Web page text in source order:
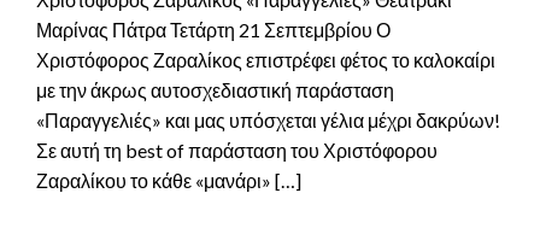
Μαρίνας Πάτρα Τετάρτη 21 Σεπτεμβρίου Ο
Χριστόφορος Ζαραλίκος επιστρέφει φέτος το καλοκαίρι
με την άκρως αυτοσχεδιαστική παράσταση
«Παραγγελιές» και μας υπόσχεται γέλια μέχρι δακρύων!
Σε αυτή τη best of παράσταση του Χριστόφορου
Ζαραλίκου το κάθε «μανάρι» […]